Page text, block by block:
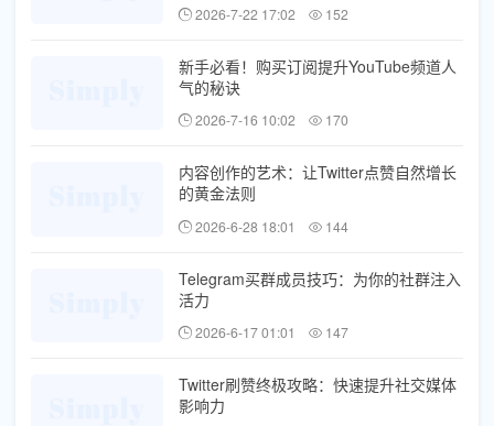
2026-7-22 17:02 152
新手必看！购买订阅提升YouTube频道人
气的秘诀
2026-7-16 10:02 170
内容创作的艺术：让Twitter点赞自然增长
的黄金法则
2026-6-28 18:01 144
Telegram买群成员技巧：为你的社群注入
活力
2026-6-17 01:01 147
Twitter刷赞终极攻略：快速提升社交媒体
影响力